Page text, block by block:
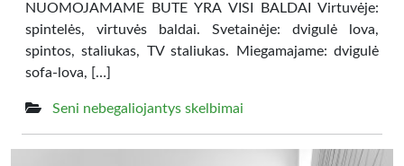
NUOMOJAMAME BUTE YRA VISI BALDAI Virtuvėje:
spintelės, virtuvės baldai. Svetainėje: dvigulė lova,
spintos, staliukas, TV staliukas. Miegamajame: dvigulė
sofa-lova, […]
Seni nebegaliojantys skelbimai